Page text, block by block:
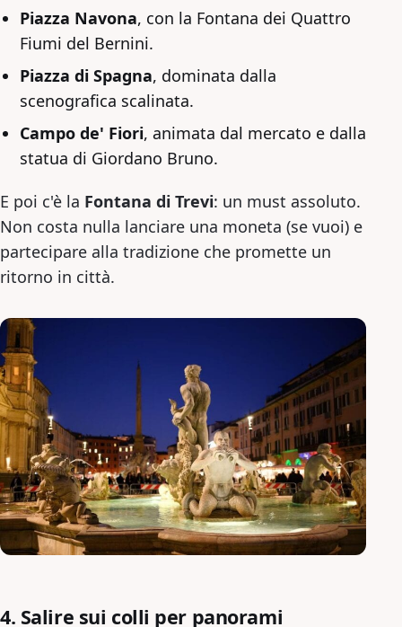
Piazza Navona, con la Fontana dei Quattro
Fiumi del Bernini.
Piazza di Spagna, dominata dalla
scenografica scalinata.
Campo de' Fiori, animata dal mercato e dalla
statua di Giordano Bruno.
E poi c'è la Fontana di Trevi: un must assoluto.
Non costa nulla lanciare una moneta (se vuoi) e
partecipare alla tradizione che promette un
ritorno in città.
4. Salire sui colli per panorami